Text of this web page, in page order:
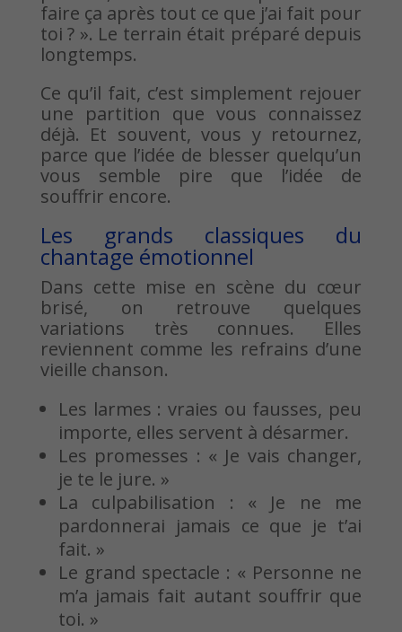
faire ça après tout ce que j’ai fait pour
toi ? ». Le terrain était préparé depuis
longtemps.
Ce qu’il fait, c’est simplement rejouer
une partition que vous connaissez
déjà. Et souvent, vous y retournez,
parce que l’idée de blesser quelqu’un
vous semble pire que l’idée de
souffrir encore.
Les grands classiques du
chantage émotionnel
Dans cette mise en scène du cœur
brisé, on retrouve quelques
variations très connues. Elles
reviennent comme les refrains d’une
vieille chanson.
Les larmes : vraies ou fausses, peu
importe, elles servent à désarmer.
Les promesses : « Je vais changer,
je te le jure. »
La culpabilisation : « Je ne me
pardonnerai jamais ce que je t’ai
fait. »
Le grand spectacle : « Personne ne
m’a jamais fait autant souffrir que
toi. »